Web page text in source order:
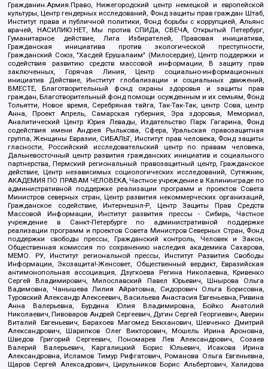
Гражданин.Армия.Право, Нижегородский центр немецкой и европейской
культуры, Центр гендерных исследований, Фонд защиты прав граждан Штаб,
Институт права и публичной политики, Фонд борьбы с коррупцией, Альянс
врачей, НАСИЛИЮ.НЕТ, Мы против СПИДа, СВЕЧА, Открытый Петербург,
Гуманитарное действие, Лига Избирателей, Правовая инициатива,
Гражданская инициатива против экологической преступности,
Гражданский Союз, "Хасдей Ерушалаим" (Милосердие), Центр поддержки и
содействия развитию средств массовой информации, В защиту прав
заключенных, Горячая Линия, Центр социально-информационных
инициатив Действие, Институт глобализации и социальных движений,
ВМЕСТЕ, Благотворительный фонд охраны здоровья и защиты прав
граждан, Благотворительный фонд помощи осужденным и их семьям, Фонд
Тольятти, Новое время, Серебряная тайга, Так-Так-Так, центр Сова, центр
Анна, Проект Апрель, Самарская губерния, Эра здоровья, Мемориал,
Аналитический Центр Юрия Левады, Издательство Парк Гагарина, Фонд
содействия имени Андрея Рылькова, Сфера, Уральская правозащитная
группа, Женщины Евразии, СИБАЛЬТ, Институт прав человека, Фонд защиты
гласности, Российский исследовательский центр по правам человека,
Дальневосточный центр развития гражданских инициатив и социального
партнерства, Пермский региональный правозащитный центр, Гражданское
действие, Центр независимых социологических исследований, Сутяжник,
АКАДЕМИЯ ПО ПРАВАМ ЧЕЛОВЕКА, Частное учреждение в Калининграде по
административной поддержке реализации программ и проектов Совета
Министров северных стран, Центр развития некоммерческих организаций,
Гражданское содействие, Интернешнл-Р, Центр Защиты Прав Средств
Массовой Информации, Институт развития прессы - Сибирь, Частное
учреждение в Санкт-Петербурге по административной поддержке
реализации программ и проектов Совета Министров Северных Стран, Фонд
поддержки свободы прессы, Гражданский контроль, Человек и Закон,
Общественная комиссия по сохранению наследия академика Сахарова,
МЕМО. РУ, Институт региональной прессы, Институт Развития Свободы
Информации, Экозащита!-Женсовет, Общественный вердикт, Евразийская
антимонопольная ассоциация, Дзугкоева Регина Николаевна, Кривенко
Сергей Владимирович, Милославский Павел Юрьевич, Шнырова Ольга
Вадимовна, Чанышева Лилия Айратовна, Сидорович Ольга Борисовна,
Туровский Александр Алексеевич, Васильева Анастасия Евгеньевна, Ривина
Анна Валерьевна, Бурдина Юлия Владимировна, Бойко Анатолий
Николаевич, Пивоваров Андрей Сергеевич, Дугин Сергей Георгиевич, Аверин
Виталий Евгеньевич, Барахоев Магомед Бекханович, Шевченко Дмитрий
Александрович, Шарипков Олег Викторович, Мошель Ирина Ароновна,
Шведов Григорий Сергеевич, Пономарев Лев Александрович, Созаев
Валерий Валерьевич, Каргалицкий Борис Юльевич, Исакова Ирина
Александровна, Исламов Тимур Рифгатович, Романова Ольга Евгеньевна,
Щаров Сергей Алексадрович, Цирульников Борис Альбертович, Халидова